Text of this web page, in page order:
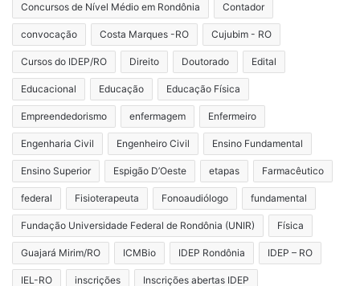
Concursos de Nível Médio em Rondônia Contador
convocação Costa Marques -RO Cujubim - RO
Cursos do IDEP/RO Direito Doutorado Edital
Educacional Educação Educação Física
Empreendedorismo enfermagem Enfermeiro
Engenharia Civil Engenheiro Civil Ensino Fundamental
Ensino Superior Espigão D’Oeste etapas Farmacêutico
federal Fisioterapeuta Fonoaudiólogo fundamental
Fundação Universidade Federal de Rondônia (UNIR) Física
Guajará Mirim/RO ICMBio IDEP Rondônia IDEP – RO
IEL-RO inscrições Inscrições abertas IDEP